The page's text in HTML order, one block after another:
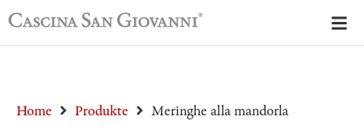
Home Produkte Meringhe alla mandorla